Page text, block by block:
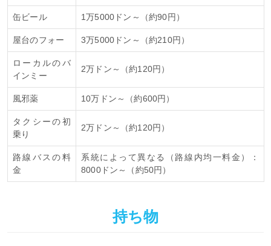
缶ビール 1万5000ドン～（約90円）
屋台のフォー 3万5000ドン～（約210円）
ローカルのバ
インミー
2万ドン～（約120円）
風邪薬 10万ドン～（約600円）
タクシーの初
乗り
2万ドン～（約120円）
路線バスの料
金
系統によって異なる（路線内均一料金）：
8000ドン～（約50円）
持ち物